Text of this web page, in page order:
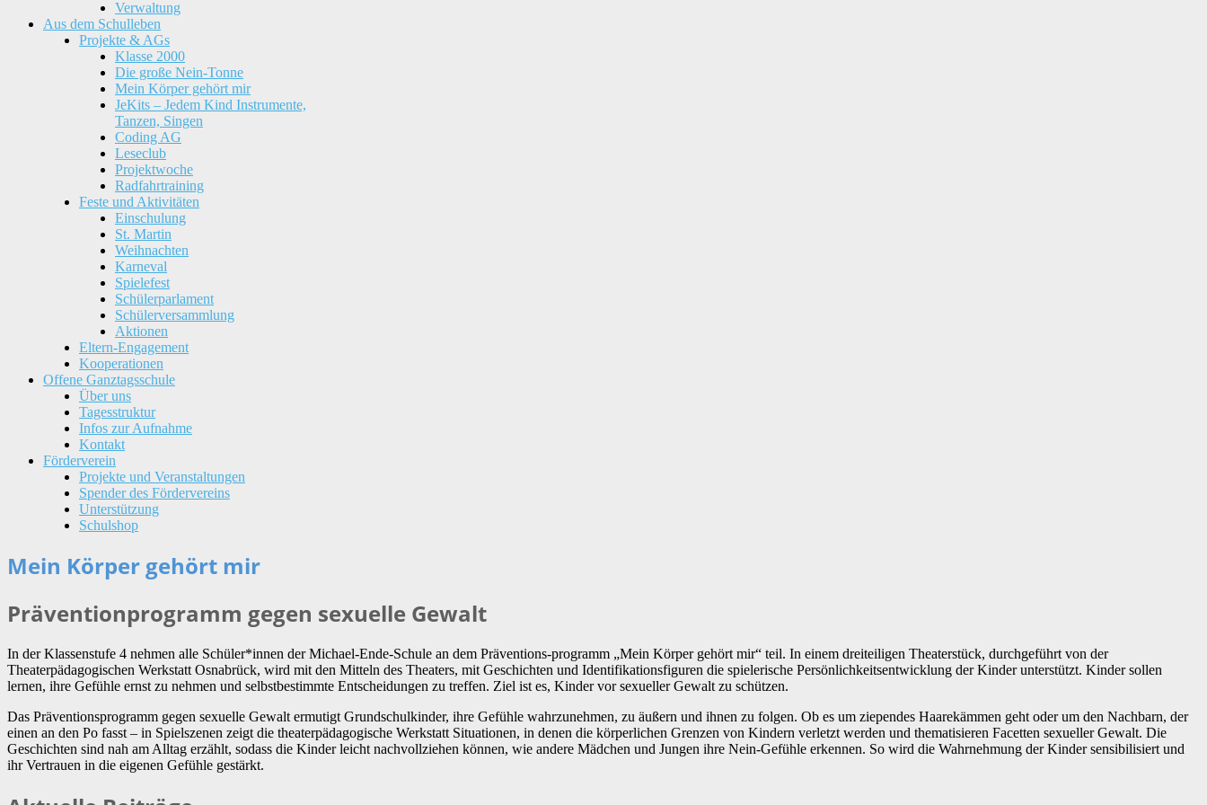
Verwaltung
Aus dem Schulleben
Projekte & AGs
Klasse 2000
Die große Nein-Tonne
Mein Körper gehört mir
JeKits – Jedem Kind Instrumente,
Tanzen, Singen
Coding AG
Leseclub
Projektwoche
Radfahrtraining
Feste und Aktivitäten
Einschulung
St. Martin
Weihnachten
Karneval
Spielefest
Schülerparlament
Schülerversammlung
Aktionen
Eltern-Engagement
Kooperationen
Offene Ganztagsschule
Über uns
Tagesstruktur
Infos zur Aufnahme
Kontakt
Förderverein
Projekte und Veranstaltungen
Spender des Fördervereins
Unterstützung
Schulshop
Mein Körper gehört mir
Präventionprogramm gegen sexuelle Gewalt
In der Klassenstufe 4 nehmen alle Schüler*innen der Michael-Ende-Schule an dem Präventions-programm „Mein Körper gehört mir“ teil. In einem dreiteiligen Theaterstück, durchgeführt von der
Theaterpädagogischen Werkstatt Osnabrück, wird mit den Mitteln des Theaters, mit Geschichten und Identifikationsfiguren die spielerische Persönlichkeitsentwicklung der Kinder unterstützt. Kinder sollen
lernen, ihre Gefühle ernst zu nehmen und selbstbestimmte Entscheidungen zu treffen. Ziel ist es, Kinder vor sexueller Gewalt zu schützen.
Das Präventionsprogramm gegen sexuelle Gewalt ermutigt Grundschulkinder, ihre Gefühle wahrzunehmen, zu äußern und ihnen zu folgen. Ob es um ziependes Haarekämmen geht oder um den Nachbarn, der
einen an den Po fasst – in Spielszenen zeigt die theaterpädagogische Werkstatt Situationen, in denen die körperlichen Grenzen von Kindern verletzt werden und thematisieren Facetten sexueller Gewalt. Die
Geschichten sind nah am Alltag erzählt, sodass die Kinder leicht nachvollziehen können, wie andere Mädchen und Jungen ihre Nein-Gefühle erkennen. So wird die Wahrnehmung der Kinder sensibilisiert und
ihr Vertrauen in die eigenen Gefühle gestärkt.